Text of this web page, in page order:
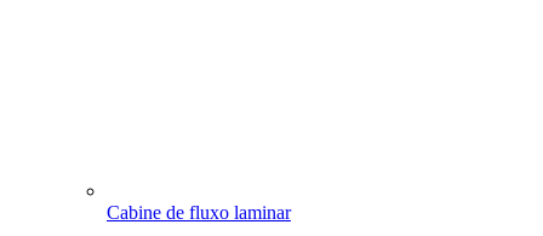
Cabine de fluxo laminar